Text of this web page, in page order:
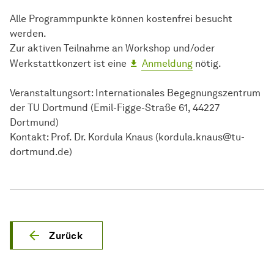
Alle Programmpunkte können kostenfrei besucht
werden.
Zur aktiven Teilnahme an Workshop und/oder
Werkstattkonzert ist eine
Anmeldung nötig.
Veranstaltungsort: Internationales Begegnungszentrum
der TU Dortmund (Emil-Figge-Straße 61, 44227
Dortmund)
Kontakt: Prof. Dr. Kordula Knaus (kordula.knaus@tu-
dortmund.de)
Zurück